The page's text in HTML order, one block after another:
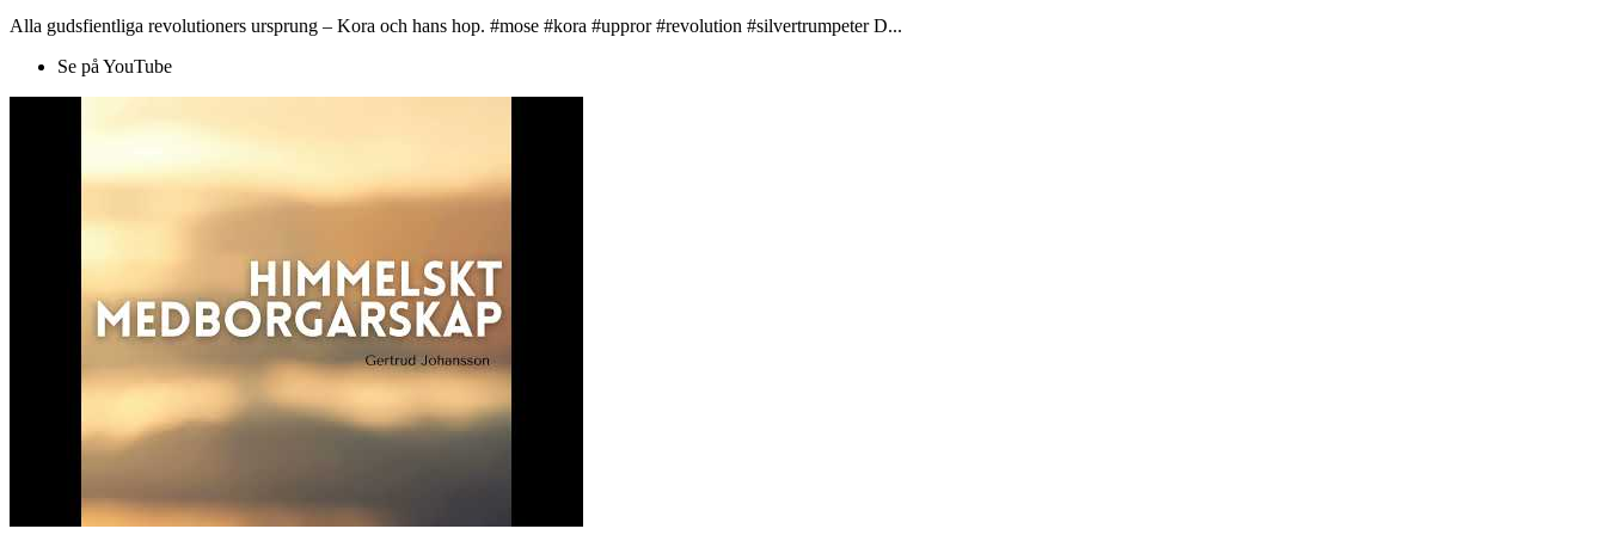
Alla gudsfientliga revolutioners ursprung – Kora och hans hop. #mose #kora #uppror #revolution #silvertrumpeter D...
Se på YouTube